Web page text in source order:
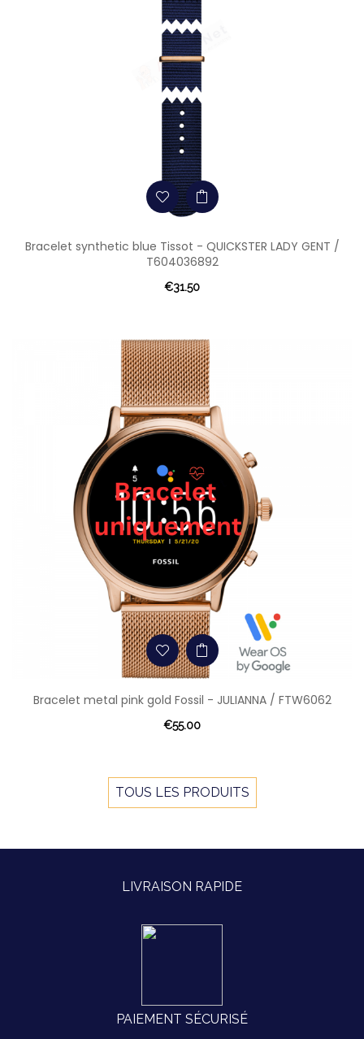
Bracelet synthetic blue Tissot - QUICKSTER LADY GENT /
T604036892
€31.50
Bracelet metal pink gold Fossil - JULIANNA / FTW6062
€55.00
TOUS LES PRODUITS
LIVRAISON RAPIDE
PAIEMENT SÉCURISÉ